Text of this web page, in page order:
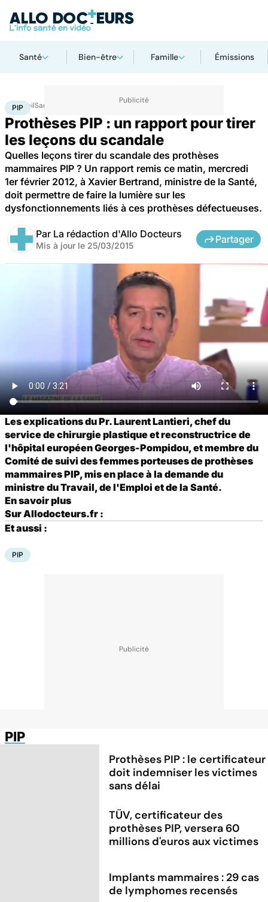
Santé Bien-être Famille Émissions
AccueilSanté
PIP
Prothèses PIP : un rapport pour tirer
les leçons du scandale
Quelles leçons tirer du scandale des prothèses
mammaires PIP ? Un rapport remis ce matin, mercredi
1er février 2012, à Xavier Bertrand, ministre de la Santé,
doit permettre de faire la lumière sur les
dysfonctionnements liés à ces prothèses défectueuses.
Par La rédaction d'Allo Docteurs
Mis à jour le 25/03/2015
Partager
Les explications du Pr. Laurent Lantieri, chef du
service de chirurgie plastique et reconstructrice de
l'hôpital européen Georges-Pompidou, et membre du
Comité de suivi des femmes porteuses de prothèses
mammaires PIP, mis en placeà la demande du
ministre du Travail, de l'Emploi et de la Santé.
En savoir plus
Sur Allodocteurs.fr :
Et aussi :
PIP
PIP
Prothèses PIP : le certificateur
doit indemniser les victimes
sans délai
TÜV, certificateur des
prothèses PIP, versera 60
millions d'euros aux victimes
Implants mammaires : 29 cas
de lymphomes recensés